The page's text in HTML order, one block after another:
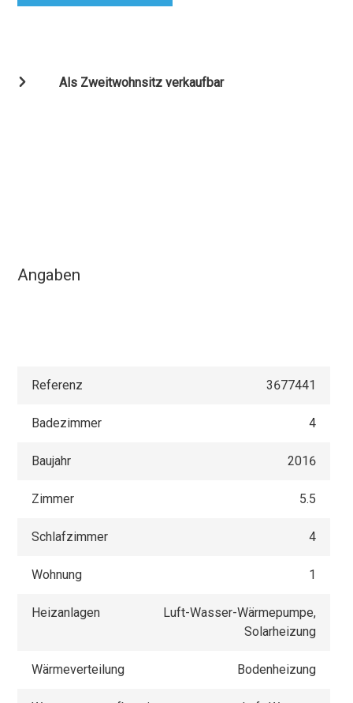
Als Zweitwohnsitz verkaufbar
Angaben
Referenz 3677441
Badezimmer 4
Baujahr 2016
Zimmer 5.5
Schlafzimmer 4
Wohnung 1
Heizanlagen
Luft-Wasser-Wärmepumpe,
Solarheizung
Wärmeverteilung Bodenheizung